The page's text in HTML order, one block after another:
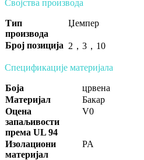
Својства производа
Тип
производа
Џемпер
Број позиција 2 ， 3 ， 10
Спецификације материјала
Боја
црвена
Материјал
Бакар
Оцена
запаљивости
према UL 94
V0
Изолациони
материјал
PA